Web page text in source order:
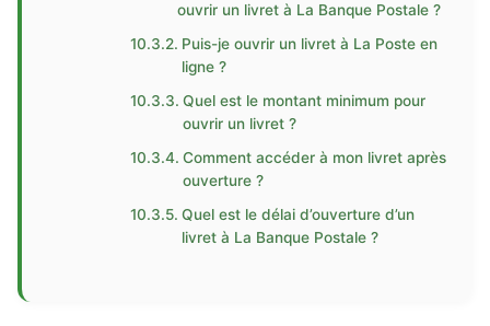
ouvrir un livret à La Banque Postale ?
Puis-je ouvrir un livret à La Poste en
ligne ?
Quel est le montant minimum pour
ouvrir un livret ?
Comment accéder à mon livret après
ouverture ?
Quel est le délai d’ouverture d’un
livret à La Banque Postale ?